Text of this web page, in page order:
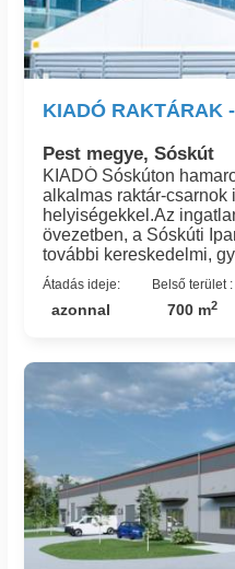
KIADÓ RAKTÁRAK
Pest megye, Sóskút
KIADÓ Sóskúton
alkalmas raktár-csarnok
helyiségekkel.Az
övezetben, a Sóskúti
további kereskedelmi,
létesítmények
km távolságra található,
M0, M1 és M7
Átadás ideje:
azonnal
Belső terület :
700 m2